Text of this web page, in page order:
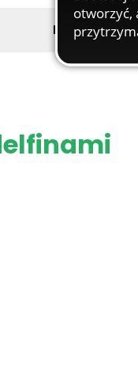
Byli z nami